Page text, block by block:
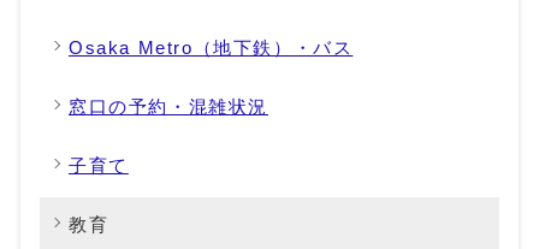
Osaka Metro（地下鉄）・バス
窓口の予約・混雑状況
子育て
教育